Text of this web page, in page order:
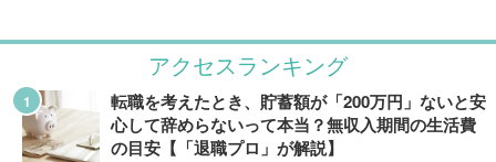
アクセスランキング
転職を考えたとき、貯蓄額が「200万円」ないと安
心して辞めらないって本当？無収入期間の生活費
の目安【「退職プロ」が解説】